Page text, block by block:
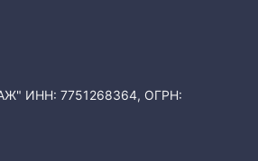
ИНН: 7751268364, ОГРН: